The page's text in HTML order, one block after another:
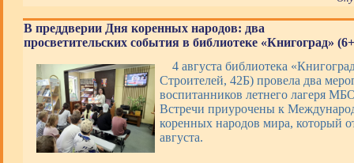
В преддверии Дня коренных народов: два
просветительских события в библиотеке «Книгоград»
4 августа библиотека
Строителей, 42Б) провела два
воспитанников летнего лагеря
Встречи приурочены к
коренных народов мира, который
августа.